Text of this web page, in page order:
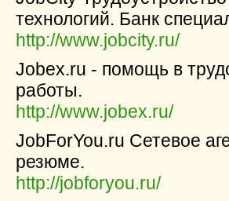
технологий. Банк
http://www.jobcity.ru/
Jobex.ru - помощь в
работы.
http://www.jobex.ru/
JobForYou.ru Сетевое
резюме.
http://jobforyou.ru/